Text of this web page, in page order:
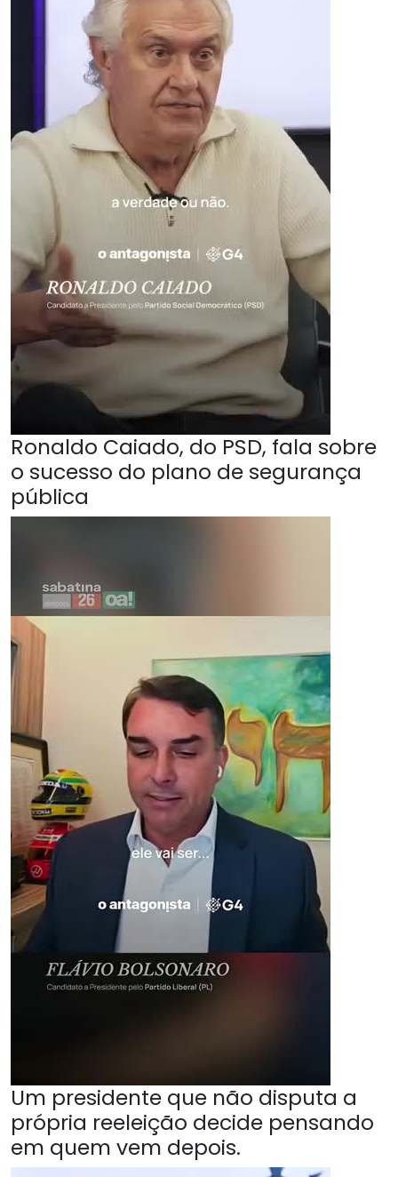
Ronaldo Caiado, do PSD, fala sobre
o sucesso do plano de segurança
pública
Um presidente que não disputa a
própria reeleição decide pensando
em quem vem depois.